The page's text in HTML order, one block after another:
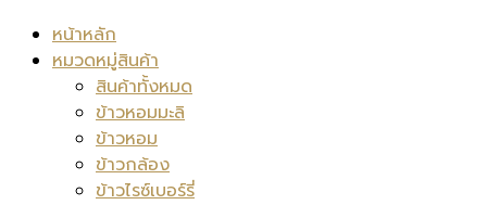
หน้าหลัก
หมวดหมู่สินค้า
สินค้าทั้งหมด
ข้าวหอมมะลิ
ข้าวหอม
ข้าวกล้อง
ข้าวไรซ์เบอร์รี่